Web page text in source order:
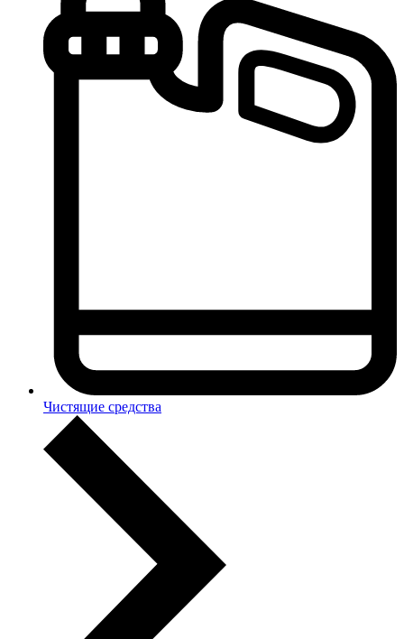
Чистящие средства